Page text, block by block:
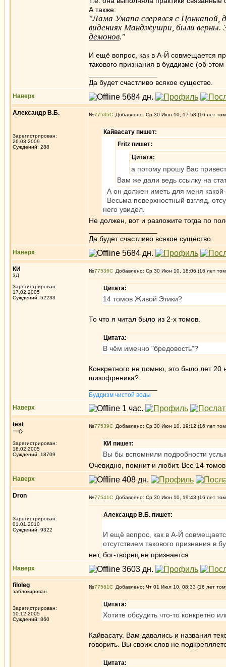
А также:
"Лама Умапа сверялся с Цонкапой,
видениях Манджушри, были верны.
демонов."
И ещё вопрос, как в А-Й совмещается
такового признания в буддизме (об
Да будет счастливо всякое существо.
Наверх
Александр В.Б.
Зарегистрирован:
26.03.2009
Суждений: 288
№77535 Добавлено: Ср 30 Июн 10, 17:53 (16 лет
Кайвасату пишет:
Fritz пишет:
Цитата:
а потому прошу Вас
Вам же дали ведь ссылку на
А он должен иметь для меня
Весьма поверхностный взгляд,
него увидел.
Не должен, вот и разложите тогда по
Да будет счастливо всякое существо.
Наверх
КИ
3Д
Зарегистрирован:
17.02.2005
Суждений: 52233
№77536 Добавлено: Ср 30 Июн 10, 18:06 (16 лет
Цитата:
14 томов Живой Этики?
То что я читал было из 2-х томов.
Цитата:
В чём именно "бредовость"?
Конкретного не помню, это было лет
шизофреника?
Буддизм чистой воды
Наверх
test
一心
Зарегистрирован:
18.02.2005
Суждений: 18709
№77539 Добавлено: Ср 30 Июн 10, 19:12 (16 лет
КИ пишет:
Вы бы вспомнили подробности
Очевидно, помнит и любит. Все 14
Наверх
Dron
Зарегистрирован:
01.01.2010
Суждений: 9322
№77541 Добавлено: Ср 30 Июн 10, 19:43 (16 лет
Александр В.Б. пишет:
И ещё вопрос, как в А-Й
отсутствием такового признания в
нет, бог-творец не признается
Наверх
filoleg
заблокирован
Зарегистрирован:
10.12.2005
Суждений: 860
№77561 Добавлено: Чт 01 Июл 10, 08:33 (16 лет
Цитата:
Хотите обсудить что-то конкретно
Кайвасату. Вам давались и названия
говорить. Вы своих слов не
Цитата: